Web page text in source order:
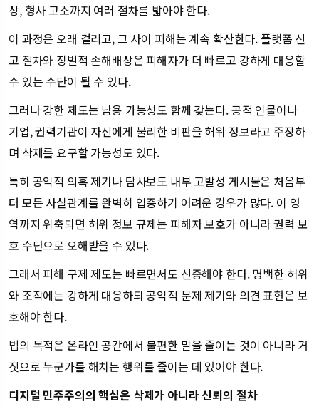
상, 형사 고소까지 여러 절차를 밟아야 한다.
이 과정은 오래 걸리고, 그 사이 피해는 계속 확산한다. 플랫폼 신
고 절차와 징벌적 손해배상은 피해자가 더 빠르고 강하게 대응할
수 있는 수단이 될 수 있다.
그러나 강한 제도는 남용 가능성도 함께 갖는다. 공적 인물이나
기업, 권력기관이 자신에게 불리한 비판을 허위 정보라고 주장하
며 삭제를 요구할 가능성도 있다.
특히 공익적 의혹 제기나 탐사보도 내부 고발성 게시물은 처음부
터 모든 사실관계를 완벽히 입증하기 어려운 경우가 많다. 이 영
역까지 위축되면 허위 정보 규제는 피해자 보호가 아니라 권력 보
호 수단으로 오해받을 수 있다.
그래서 피해 구제 제도는 빠르면서도 신중해야 한다. 명백한 허위
와 조작에는 강하게 대응하되 공익적 문제 제기와 의견 표현은 보
호해야 한다.
법의 목적은 온라인 공간에서 불편한 말을 줄이는 것이 아니라 거
짓으로 누군가를 해치는 행위를 줄이는 데 있어야 한다.
디지털 민주주의의 핵심은 삭제가 아니라 신뢰의 절차